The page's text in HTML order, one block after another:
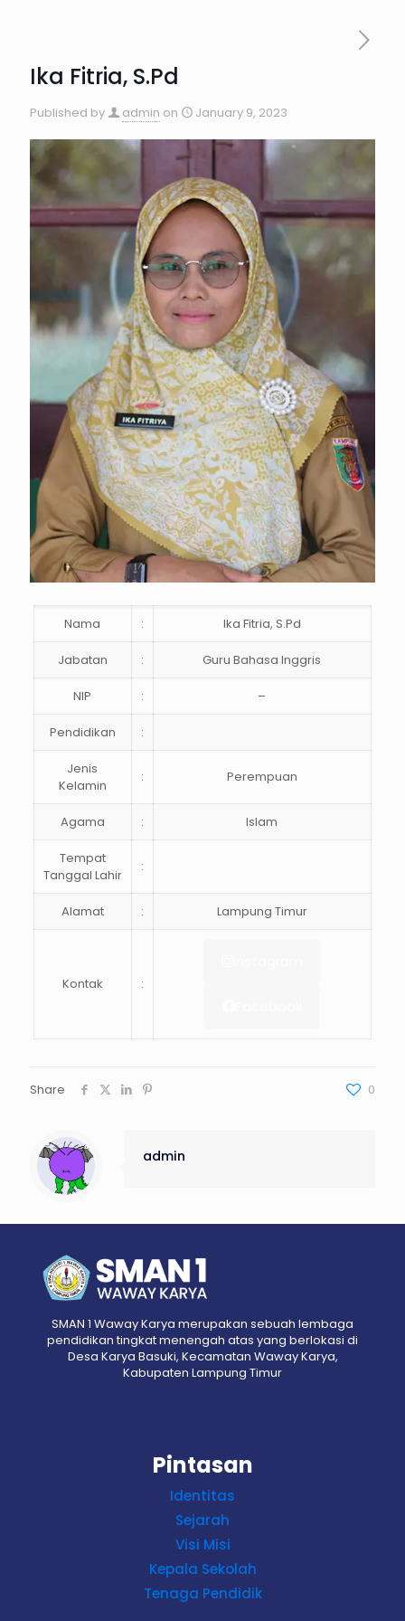
Ika Fitria, S.Pd
Published by admin on January 9, 2023
Nama : Ika Fitria, S.Pd
Jabatan : Guru Bahasa Inggris
NIP : –
Pendidikan :
Jenis
Kelamin
: Perempuan
Agama : Islam
Tempat
Tanggal Lahir
:
Alamat : Lampung Timur
Kontak :
Share 0
admin
SMAN 1 Waway Karya merupakan sebuah lembaga
pendidikan tingkat menengah atas yang berlokasi di
Desa Karya Basuki, Kecamatan Waway Karya,
Kabupaten Lampung Timur
Pintasan
Identitas
Sejarah
Visi Misi
Kepala Sekolah
Tenaga Pendidik